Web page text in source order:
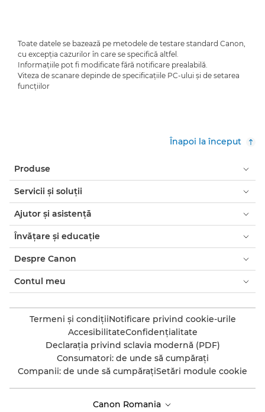
Toate datele se bazează pe metodele de testare standard Canon,
cu excepţia cazurilor în care se specifică altfel.
Informaţiile pot fi modificate fără notificare prealabilă.
Viteza de scanare depinde de specificaţiile PC-ului şi de setarea
funcţiilor
Înapoi la început
Produse
Servicii şi soluţii
Ajutor şi asistenţă
Învăţare şi educaţie
Despre Canon
Contul meu
Termeni şi condiţiiNotificare privind cookie-urile
AccesibilitateConfidenţialitate
Declaraţia privind sclavia modernă (PDF)
Consumatori: de unde să cumpăraţi
Companii: de unde să cumpăraţiSetări module cookie
Canon Romania